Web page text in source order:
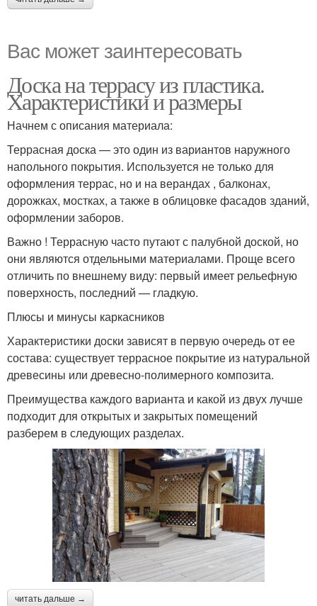
Вас может заинтересовать
Доска на террасу из пластика.
Характеристики и размеры
Начнем с описания материала:
Террасная доска — это один из вариантов наружного
напольного покрытия. Используется не только для
оформления террас, но и на верандах , балконах,
дорожках, мостках, а также в облицовке фасадов зданий,
оформлении заборов.
Важно ! Террасную часто путают с палубной доской, но
они являются отдельными материалами. Проще всего
отличить по внешнему виду: первый имеет рельефную
поверхность, последний — гладкую.
Плюсы и минусы каркасников
Характеристики доски зависят в первую очередь от ее
состава: существует террасное покрытие из натуральной
древесины или древесно-полимерного композита.
Преимущества каждого варианта и какой из двух лучше
подходит для открытых и закрытых помещений
разберем в следующих разделах.
читать дальше →